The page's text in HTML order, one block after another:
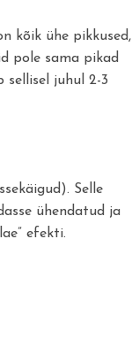
kõik ühe pikkused,
pole sama pikad
sellisel juhul 2-3
Selle
ühendatud ja
efekti.